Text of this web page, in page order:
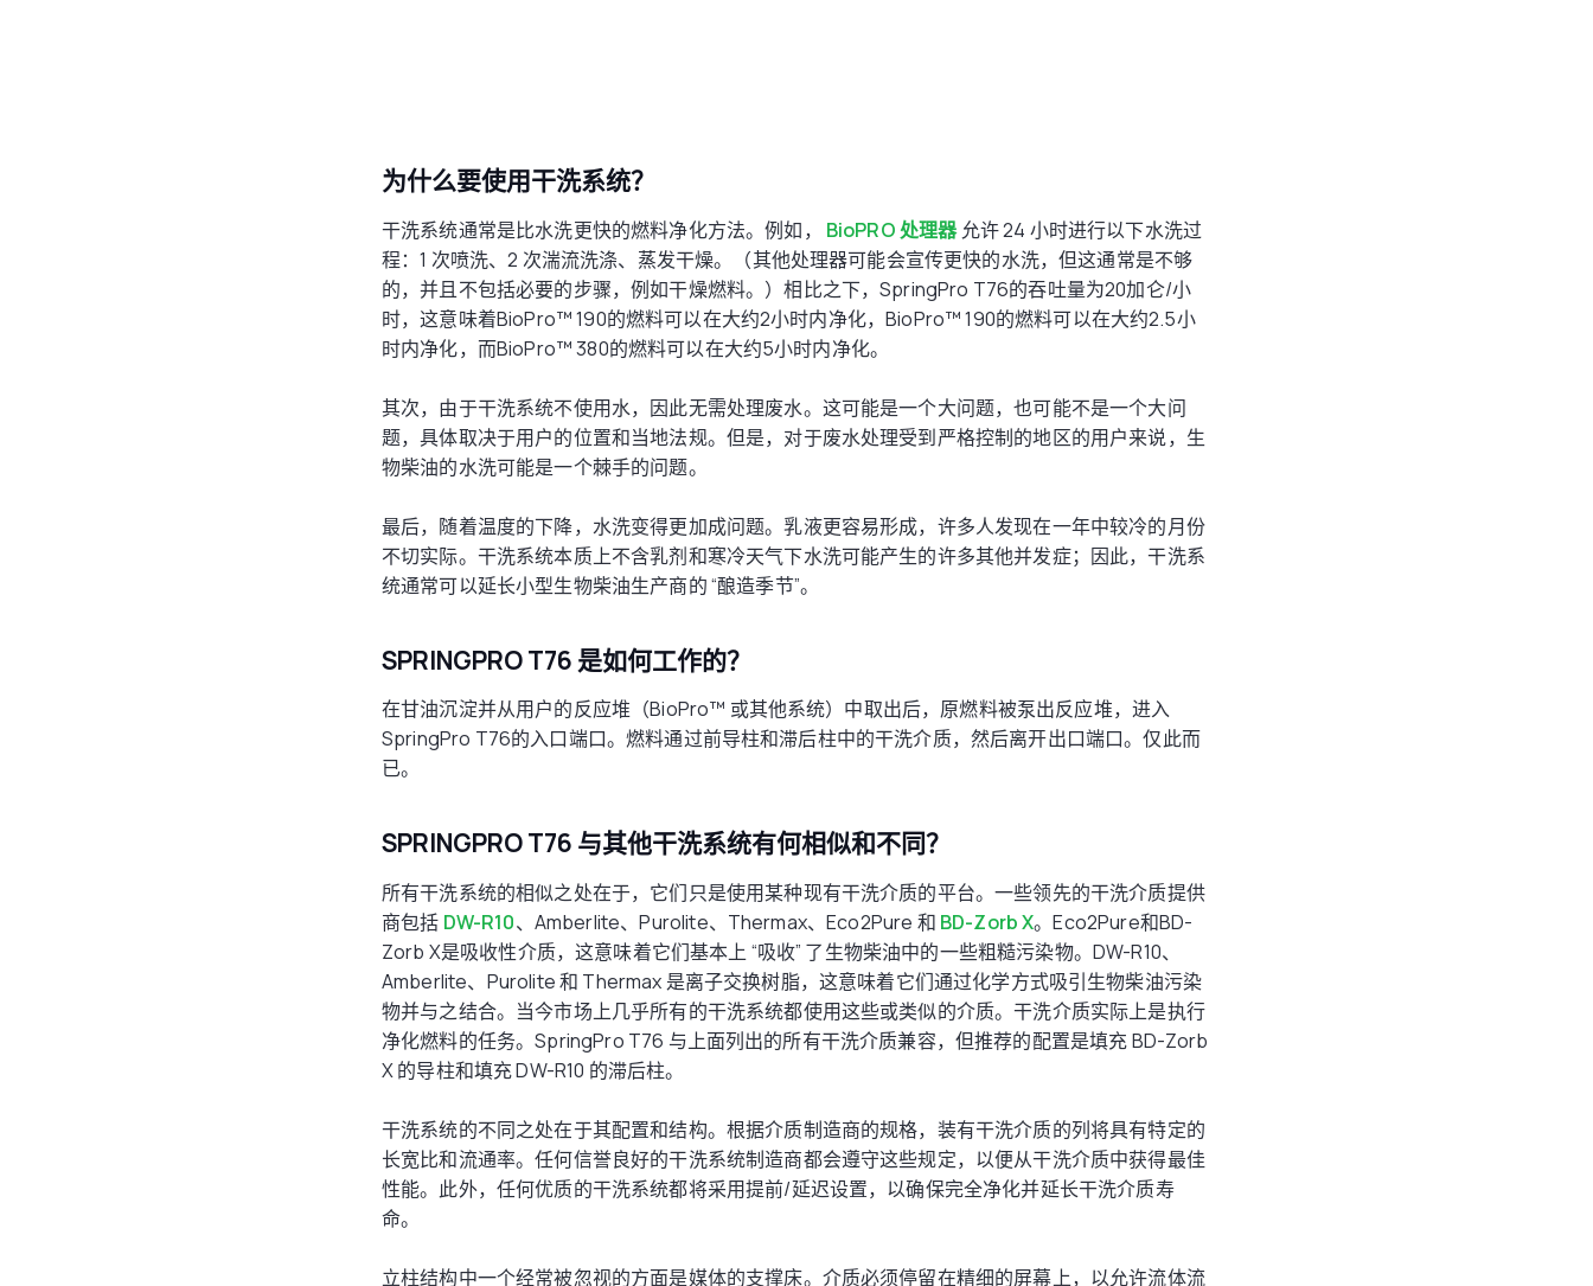
为什么要使用干洗系统？
干洗系统通常是比水洗更快的燃料净化方法。例如， BioPRO 处理器允许 24 小时进行以下水洗过
程：1 次喷洗、2 次湍流洗涤、蒸发干燥。（其他处理器可能会宣传更快的水洗，但这通常是不够
的，并且不包括必要的步骤，例如干燥燃料。）相比之下，SpringPro T76的吞吐量为20加仑/小
时，这意味着BioPro™ 190的燃料可以在大约2小时内净化，BioPro™ 190的燃料可以在大约2.5小
时内净化，而BioPro™ 380的燃料可以在大约5小时内净化。
其次，由于干洗系统不使用水，因此无需处理废水。这可能是一个大问题，也可能不是一个大问
题，具体取决于用户的位置和当地法规。但是，对于废水处理受到严格控制的地区的用户来说，生
物柴油的水洗可能是一个棘手的问题。
最后，随着温度的下降，水洗变得更加成问题。乳液更容易形成，许多人发现在一年中较冷的月份
不切实际。干洗系统本质上不含乳剂和寒冷天气下水洗可能产生的许多其他并发症；因此，干洗系
统通常可以延长小型生物柴油生产商的 “酿造季节”。
SPRINGPRO T76 是如何工作的？
在甘油沉淀并从用户的反应堆（BioPro™ 或其他系统）中取出后，原燃料被泵出反应堆，进入
SpringPro T76的入口端口。燃料通过前导柱和滞后柱中的干洗介质，然后离开出口端口。仅此而
已。
SPRINGPRO T76 与其他干洗系统有何相似和不同？
所有干洗系统的相似之处在于，它们只是使用某种现有干洗介质的平台。一些领先的干洗介质提供
商包括 DW-R10、Amberlite、Purolite、Thermax、Eco2Pure 和 BD-Zorb X。Eco2Pure和BD-
Zorb X是吸收性介质，这意味着它们基本上 “吸收” 了生物柴油中的一些粗糙污染物。DW-R10、
Amberlite、Purolite 和 Thermax 是离子交换树脂，这意味着它们通过化学方式吸引生物柴油污染
物并与之结合。当今市场上几乎所有的干洗系统都使用这些或类似的介质。干洗介质实际上是执行
净化燃料的任务。SpringPro T76 与上面列出的所有干洗介质兼容，但推荐的配置是填充 BD-Zorb
X 的导柱和填充 DW-R10 的滞后柱。
干洗系统的不同之处在于其配置和结构。根据介质制造商的规格，装有干洗介质的列将具有特定的
长宽比和流通率。任何信誉良好的干洗系统制造商都会遵守这些规定，以便从干洗介质中获得最佳
性能。此外，任何优质的干洗系统都将采用提前/延迟设置，以确保完全净化并延长干洗介质寿
命。
立柱结构中一个经常被忽视的方面是媒体的支撑床。介质必须停留在精细的屏幕上，以允许流体流